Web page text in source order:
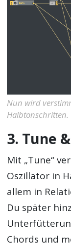
Nun wird
Halbtonschritten.
3. Tune
Mit „Tune“
Oszillator in
allem in
Du später
Chords und